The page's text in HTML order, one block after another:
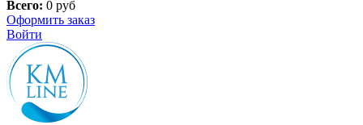
Всего: 0 руб
Оформить заказ
Войти